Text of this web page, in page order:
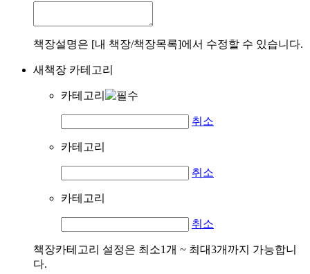
책장설명은 [내 책장/책장목록]에서 수정할 수 있습니다.
새책장 카테고리
카테고리
취소
카테고리
취소
카테고리
취소
책장카테고리 설정은 최소1개 ~ 최대3개까지 가능합니
다.